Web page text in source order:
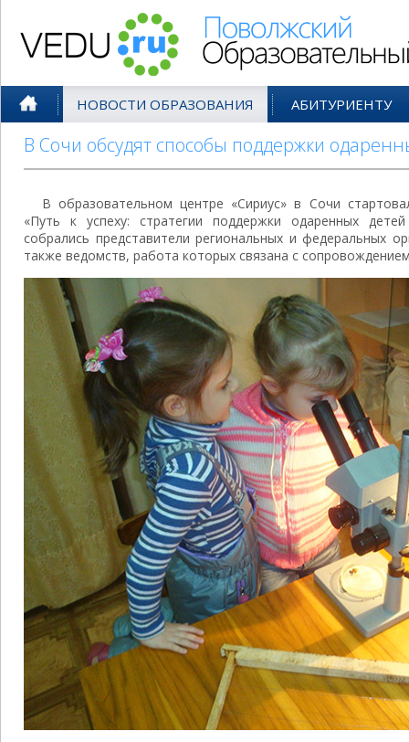
НОВОСТИ ОБРАЗОВАНИЯ АБИТУРИЕНТУ
В Сочи обсудят способы поддержки
В образовательном центре «Сириус» в Сочи
«Путь к успеху: стратегии поддержки одаренных
собрались представители региональных и федеральных
также ведомств, работа которых связана с